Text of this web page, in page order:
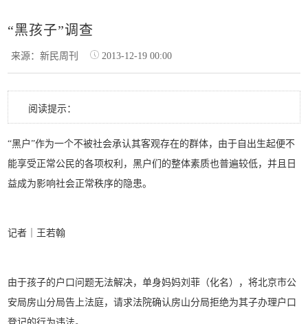
“黑孩子”调查
来源：新民周刊 2013-12-19 00:00
阅读提示：
“黑户”作为一个不被社会承认其客观存在的群体，由于自出生起便不
能享受正常公民的各项权利，黑户们的整体素质也普遍较低，并且日
益成为影响社会正常秩序的隐患。
记者｜王若翰
由于孩子的户口问题无法解决，单身妈妈刘菲（化名），将北京市公
安局房山分局告上法庭，请求法院确认房山分局拒绝为其子办理户口